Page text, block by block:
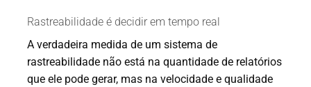
Rastreabilidade é decidir em tempo real
A verdadeira medida de um sistema de
rastreabilidade não está na quantidade de relatórios
que ele pode gerar, mas na velocidade e qualidade